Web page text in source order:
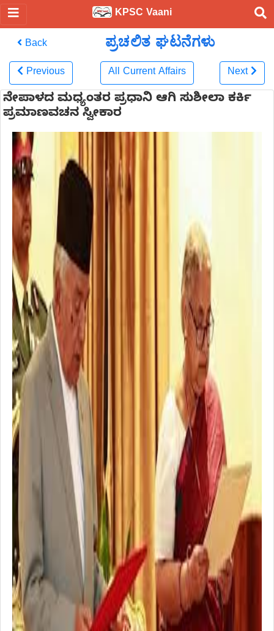
KPSC Vaani
Back ಪ್ರಚಲಿತ ಘಟನೆಗಳು
Previous All Current Affairs Next
ನೇಪಾಳದ ಮಧ್ಯಂತರ ಪ್ರಧಾನಿ ಆಗಿ ಸುಶೀಲಾ ಕರ್ಕಿ
ಪ್ರಮಾಣವಚನ ಸ್ವೀಕಾರ